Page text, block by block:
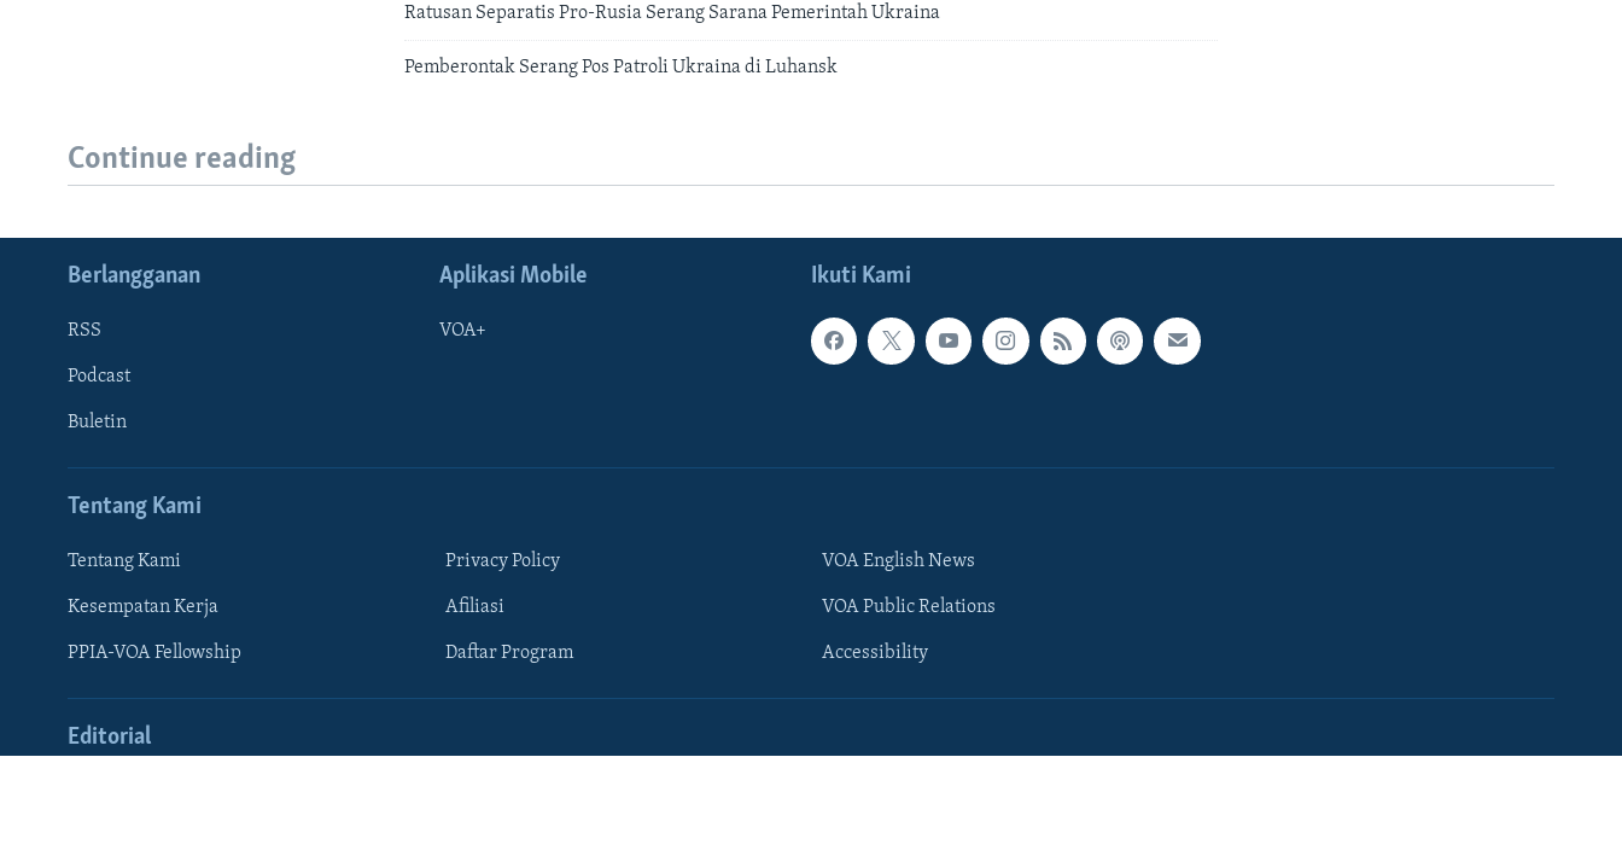
Learning English
Bahasa-bahasa
Ratusan Separatis Pro-Rusia Serang Sarana Pemerintah Ukraina
Pemberontak Serang Pos Patroli Ukraina di Luhansk
Continue reading
Ikuti Kami
Berlangganan
RSS
Podcast
Buletin
Aplikasi Mobile
VOA+
Tentang Kami
Tentang Kami
Kesempatan Kerja
PPIA-VOA Fellowship
Privacy Policy
Afiliasi
Daftar Program
VOA English News
VOA Public Relations
Accessibility
Editorial